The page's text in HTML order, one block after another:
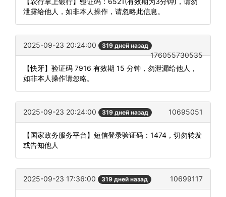
泄露给他人，如非本人操作，请忽略此信息。
2025-09-23 20:24:00 319 дней назад
176055730535
【快牙】验证码 7916 有效期 15 分钟，勿泄漏给他人，
如非本人操作请忽略。
2025-09-23 20:24:00 319 дней назад 10695051
【国家政务服务平台】短信登录验证码：1474，切勿转发
或告知他人
2025-09-23 17:36:00 319 дней назад 10699117